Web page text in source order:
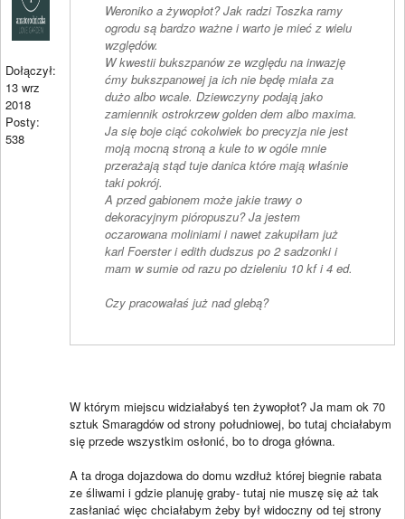
Dołączył:
13 wrz
2018
Posty:
538
Weroniko a żywopłot? Jak radzi Toszka ramy
ogrodu są bardzo ważne i warto je mieć z wielu
względów.
W kwestii bukszpanów ze względu na inwazję
ćmy bukszpanowej ja ich nie będę miała za
dużo albo wcale. Dziewczyny podają jako
zamiennik ostrokrzew golden dem albo maxima.
Ja się boje ciąć cokolwiek bo precyzja nie jest
moją mocną stroną a kule to w ogóle mnie
przerażają stąd tuje danica które mają właśnie
taki pokrój.
A przed gabionem może jakie trawy o
dekoracyjnym pióropuszu? Ja jestem
oczarowana moliniami i nawet zakupiłam już
karl Foerster i edith dudszus po 2 sadzonki i
mam w sumie od razu po dzieleniu 10 kf i 4 ed.
Czy pracowałaś już nad glebą?
W którym miejscu widziałabyś ten żywopłot? Ja mam ok 70
sztuk Smaragdów od strony południowej, bo tutaj chciałabym
się przede wszystkim osłonić, bo to droga główna.
A ta droga dojazdowa do domu wzdłuż której biegnie rabata
ze śliwami i gdzie planuję graby- tutaj nie muszę się aż tak
zasłaniać więc chciałabym żeby był widoczny od tej strony